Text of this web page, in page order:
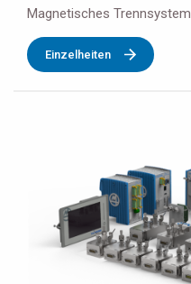
Magnetisches Trennsystem
Einzelheiten